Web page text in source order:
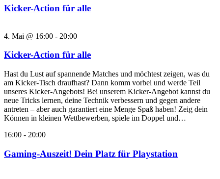
Kicker-Action für alle
4. Mai @ 16:00 - 20:00
Kicker-Action für alle
Hast du Lust auf spannende Matches und möchtest zeigen, was du
am Kicker-Tisch draufhast? Dann komm vorbei und werde Teil
unseres Kicker-Angebots! Bei unserem Kicker-Angebot kannst du
neue Tricks lernen, deine Technik verbessern und gegen andere
antreten – aber auch garantiert eine Menge Spaß haben! Zeig dein
Können in kleinen Wettbewerben, spiele im Doppel und…
16:00 - 20:00
Gaming-Auszeit! Dein Platz für Playstation